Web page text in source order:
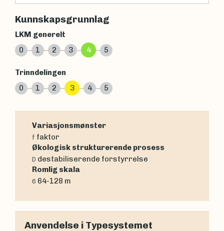
Kunnskapsgrunnlag
LKM generelt
0
1 2 3 4 5
Trinndelingen
0
1 2 3 4 5
Variasjonsmønster
f faktor
Økologisk strukturerende prosess
D destabiliserende forstyrrelse
Romlig skala
6 64-128 m
Anvendelse i Typesystemet